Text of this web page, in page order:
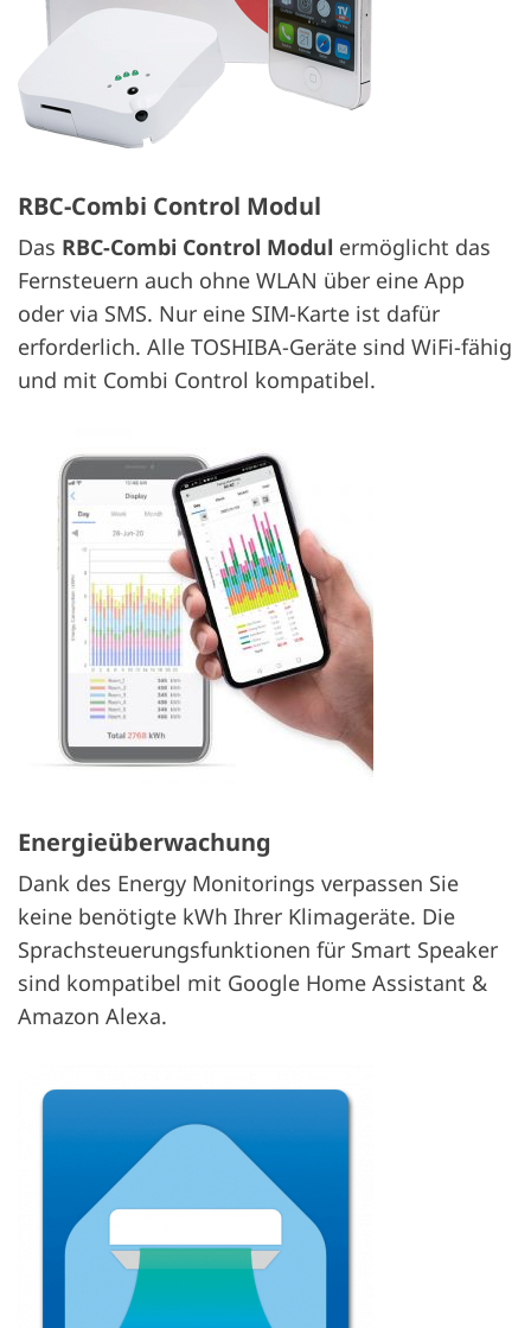
RBC-Combi Control Modul
Das RBC-Combi Control Modul ermöglicht das
Fernsteuern auch ohne WLAN über eine App
oder via SMS. Nur eine SIM-Karte ist dafür
erforderlich. Alle TOSHIBA-Geräte sind WiFi-fähig
und mit Combi Control kompatibel.
Energieüberwachung
Dank des Energy Monitorings verpassen Sie
keine benötigte kWh Ihrer Klimageräte. Die
Sprachsteuerungsfunktionen für Smart Speaker
sind kompatibel mit Google Home Assistant &
Amazon Alexa.